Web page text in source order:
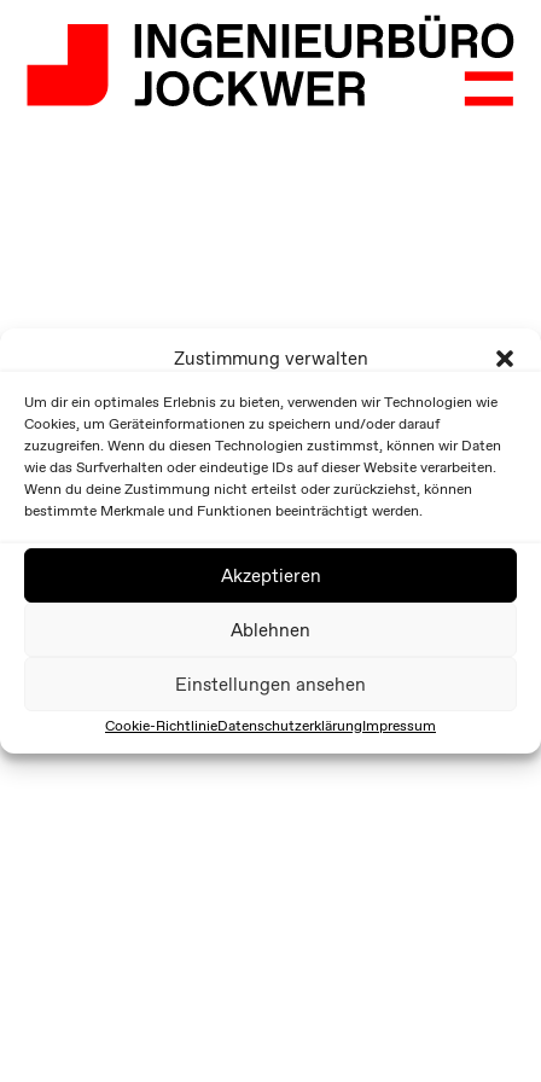
Zustimmung verwalten
Um dir ein optimales Erlebnis zu bieten, verwenden wir Technologien wie
Cookies, um Geräteinformationen zu speichern und/oder darauf
zuzugreifen. Wenn du diesen Technologien zustimmst, können wir Daten
wie das Surfverhalten oder eindeutige IDs auf dieser Website verarbeiten.
Wenn du deine Zustimmung nicht erteilst oder zurückziehst, können
bestimmte Merkmale und Funktionen beeinträchtigt werden.
Akzeptieren
Ablehnen
Einstellungen ansehen
Cookie-RichtlinieDatenschutzerklärungImpressum